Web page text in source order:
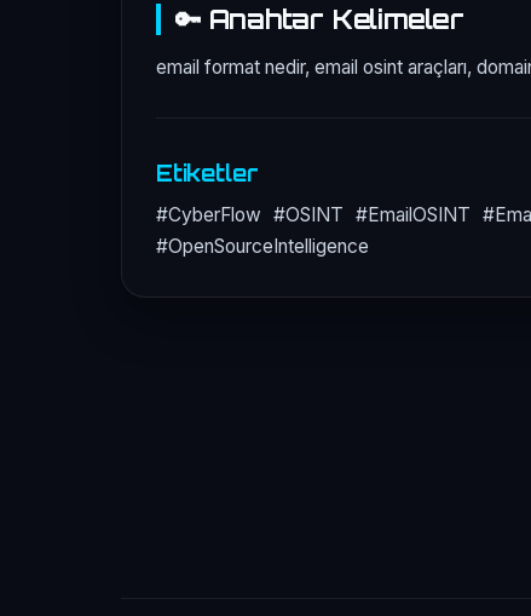
🔑 Anahtar Kelimeler
email format nedir, email osint araçları,
Etiketler
#CyberFlow #OSINT #EmailOSINT
#OpenSourceIntelligence